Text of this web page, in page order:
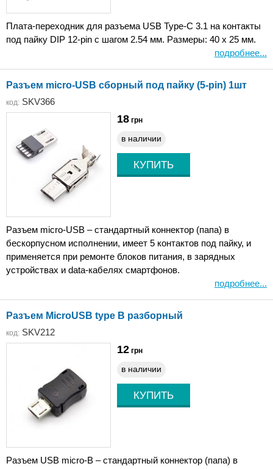
Плата-переходник для разъема USB Type-C 3.1 на контакты
под пайку DIP 12-pin с шагом 2.54 мм. Размеры: 40 x 25 мм.
подробнее...
Разъем micro-USB сборный под пайку (5-pin) 1шт
код: SKV366
18 грн
в наличии
Разъем micro-USB – стандартный коннектор (папа) в
бескорпусном исполнении, имеет 5 контактов под пайку, и
применяется при ремонте блоков питания, в зарядных
устройствах и data-кабелях смартфонов.
подробнее...
Разъем MicroUSB type B разборный
код: SKV212
12 грн
в наличии
Разъем USB micro-B – стандартный коннектор (папа) в